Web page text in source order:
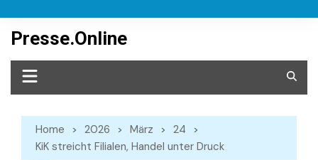
content
Presse.Online
Home 2026 März
24
KiK streicht Filialen, Handel unter Druck